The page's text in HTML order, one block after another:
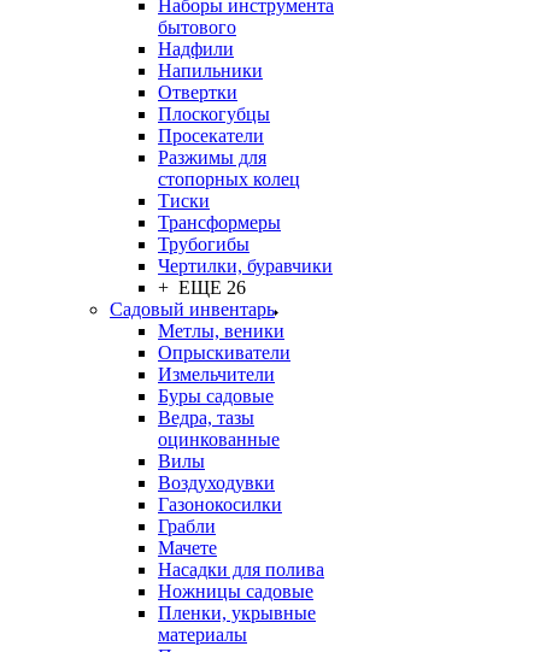
Наборы инструмента
бытового
Надфили
Напильники
Отвертки
Плоскогубцы
Просекатели
Разжимы для
стопорных колец
Тиски
Трансформеры
Трубогибы
Чертилки, буравчики
+ ЕЩЕ 26
Садовый инвентарь
Метлы, веники
Опрыскиватели
Измельчители
Буры садовые
Ведра, тазы
оцинкованные
Вилы
Воздуходувки
Газонокосилки
Грабли
Мачете
Насадки для полива
Ножницы садовые
Пленки, укрывные
материалы